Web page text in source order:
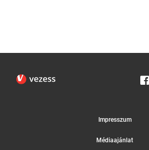
Impresszum
Médiaajánlat